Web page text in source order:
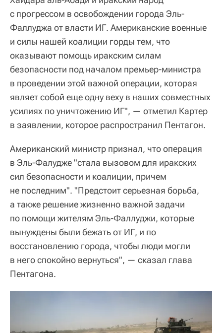
с прогрессом в освобождении города Эль-
Фаллуджа от власти ИГ. Американские военные
и силы нашей коалиции горды тем, что
оказывают помощь иракским силам
безопасности под началом премьер-министра
в проведении этой важной операции, которая
являет собой еще одну веху в наших совместных
усилиях по уничтожению ИГ", — отметил Картер
в заявлении, которое распространил Пентагон.
Американский министр признал, что операция
в Эль-Фалудже "стала вызовом для иракских
сил безопасности и коалиции, причем
не последним". "Предстоит серьезная борьба,
а также решение жизненно важной задачи
по помощи жителям Эль-Фаллуджи, которые
вынуждены были бежать от ИГ, и по
восстановлению города, чтобы люди могли
в него спокойно вернуться", — сказал глава
Пентагона.